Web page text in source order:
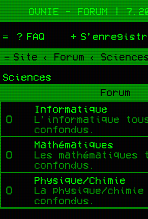
OVNIE - FORUM |
FAQ
Site Forum
Sciences
Forum
Informatique
L’informatique
confondus.
Mathématiques
Les mathématiques
confondus.
Physique/Chimie
La physique/
confondus.